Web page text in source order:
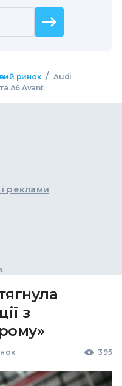
ринок / Audi
A6 Avant
реклами
з
395